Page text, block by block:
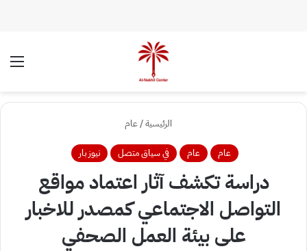
الرئيسية/عام
عام عام في سياق متصل نيوز بار
دراسة تكشف آثار اعتماد مواقع
التواصل الاجتماعي كمصدر للاخبار
على بيئة العمل الصحفي